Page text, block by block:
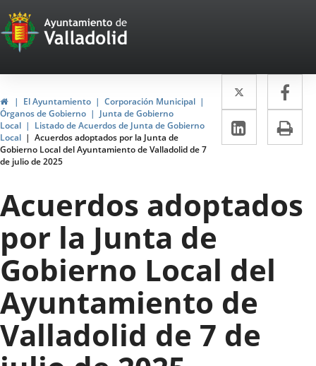
Portal
Web
del
Ayuntamiento
de
Valladolid
InicioEl Ayuntamiento
Corporación Municipal
Órganos de Gobierno
Junta de Gobierno
Local
Listado de Acuerdos de Junta de Gobierno
Local
Acuerdos adoptados por la Junta de
Gobierno Local del Ayuntamiento de Valladolid de 7
de julio de 2025
Twitter
Enlace
a
una
a
LinkedIn
Enlace
a
externa.
Acuerdos adoptados
por la Junta de
Gobierno Local del
Ayuntamiento de
Valladolid de 7 de